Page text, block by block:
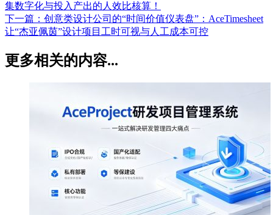
集数字化与投入产出的人效比核算！
下一篇： 创意类设计公司的“时间价值仪表盘”：AceTimesheet
让“杰亚佩茵”设计项目工时可视与人工成本可控
更多相关的内容...